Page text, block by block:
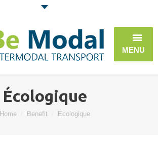
MENU
BE MODAL
Écologique
Home Benefit Écologique